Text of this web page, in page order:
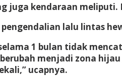
juga kendaraan
lalu lintas
1 bulan tidak
menjadi zona
ucapnya.